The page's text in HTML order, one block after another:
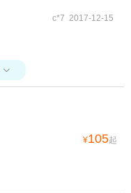
c*7 2017-12-15

¥105起